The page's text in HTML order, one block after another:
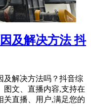
及解决方法 抖
及解决方法吗？抖音综
图文、直播内容,支持在
关直播、用户,满足您的